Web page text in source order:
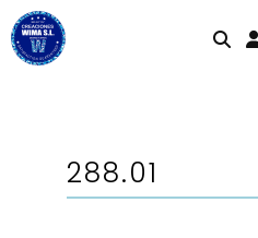
288.01